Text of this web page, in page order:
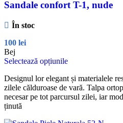
Sandale confort T-1, nude
În stoc
100 lei
Bej
Selectează opțiunile
Designul lor elegant și materialele
zilele călduroase de vară. Talpa
necesar pe tot parcursul zilei, iar
ținută